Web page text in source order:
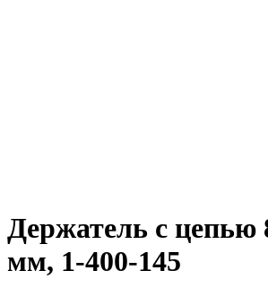
Держатель с цепью
мм, 1-400-145